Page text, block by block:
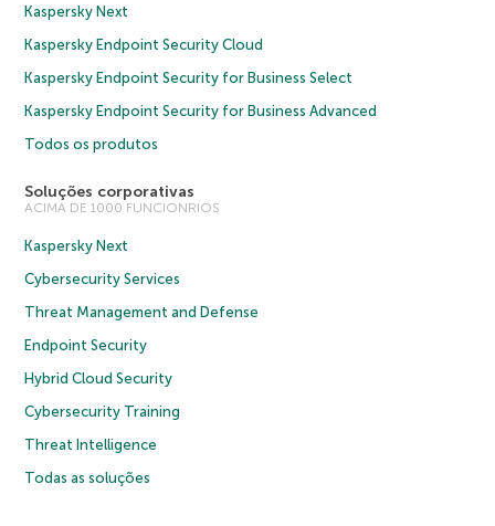
Kaspersky Next
Kaspersky Endpoint Security Cloud
Kaspersky Endpoint Security for Business Select
Kaspersky Endpoint Security for Business Advanced
Todos os produtos
Soluções corporativas
ACIMA DE 1000 FUNCIONRIOS
Kaspersky Next
Cybersecurity Services
Threat Management and Defense
Endpoint Security
Hybrid Cloud Security
Cybersecurity Training
Threat Intelligence
Todas as soluções